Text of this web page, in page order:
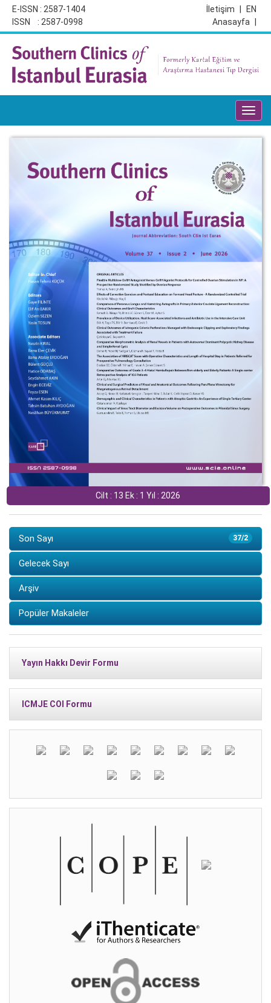
E-ISSN : 2587-1404
ISSN : 2587-0998
EN
İletişim
Anasayfa
Cilt : 13 Ek : 1 Yıl : 2026
37/2
Son Sayı
Gelecek Sayı
Arşiv
Popüler Makaleler
Yayın Hakkı Devir Formu
ICMJE COI Formu